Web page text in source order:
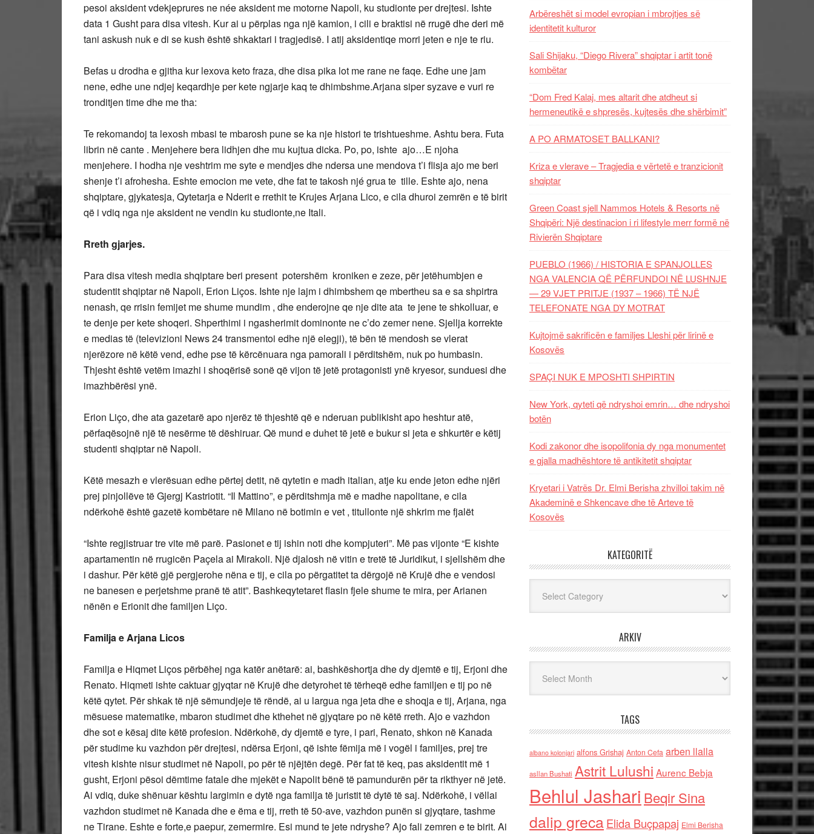
pesoi aksident vdekjeprures ne née aksident me motorne Napoli, ku studionte per drejtesi. Ishte
data 1 Gusht para disa vitesh. Kur ai u përplas nga një kamion, i cili e braktisi në rrugë dhe deri më
tani askush nuk e di se kush është shkaktari i tragjedisë. I atij aksidentiqe morri jeten e nje te riu.
Befas u drodha e gjitha kur lexova keto fraza, dhe disa pika lot me rane ne faqe. Edhe une jam
nene, edhe une ndjej keqardhje per kete ngjarje kaq te dhimbshme.Arjana siper syzave e vuri re
tronditjen time dhe me tha:
Te rekomandoj ta lexosh mbasi te mbarosh pune se ka nje histori te trishtueshme. Ashtu bera. Futa
librin në cante . Menjehere bera lidhjen dhe mu kujtua dicka. Po, po, ishte ajo…E njoha
menjehere. I hodha nje veshtrim me syte e mendjes dhe ndersa une mendova t’i flisja ajo me beri
shenje t’i afrohesha. Eshte emocion me vete, dhe fat te takosh njé grua te tille. Eshte ajo, nena
shqiptare, gjykatesja, Qytetarja e Nderit e rrethit te Krujes Arjana Lico, e cila dhuroi zemrën e të birit
që i vdiq nga nje aksident ne vendin ku studionte,ne Itali.
Rreth gjarjes.
Para disa vitesh media shqiptare beri present potershëm kroniken e zeze, për jetëhumbjen e
studentit shqiptar në Napoli, Erion Liços. Ishte nje lajm i dhimbshem qe mbertheu sa e sa shpirtra
nenash, qe rrisin femijet me shume mundim , dhe enderojne qe nje dite ata te jene te shkolluar, e
te denje per kete shoqeri. Shperthimi i ngasherimit dominonte ne c’do zemer nene. Sjellja korrekte
e medias të (televizioni News 24 transmentoi edhe një elegji), të bën të mendosh se vlerat
njerëzore në këtë vend, edhe pse të kërcënuara nga pamorali i përditshëm, nuk po humbasin.
Thjesht është vetëm imazhi i shoqërisë sonë që vijon të jetë protagonisti ynë kryesor, sunduesi dhe
imazhbërësi ynë.
Erion Liço, dhe ata gazetarë apo njerëz të thjeshtë që e nderuan publikisht apo heshtur atë,
përfaqësojnë një të nesërme të dëshiruar. Që mund e duhet të jetë e bukur si jeta e shkurtër e këtij
studenti shqiptar në Napoli.
Këtë mesazh e vlerësuan edhe përtej detit, në qytetin e madh italian, atje ku ende jeton edhe njëri
prej pinjollëve të Gjergj Kastriotit. “Il Mattino”, e përditshmja më e madhe napolitane, e cila
ndërkohë është gazetë kombëtare në Milano në botimin e vet , titullonte një shkrim me fjalët
“Ishte regjistruar tre vite më parë. Pasionet e tij ishin noti dhe kompjuteri”. Më pas vijonte “E kishte
apartamentin në rrugicën Paçela ai Mirakoli. Një djalosh në vitin e tretë të Juridikut, i sjellshëm dhe
i dashur. Për këtë gjë pergjerohe nëna e tij, e cila po përgatitet ta dërgojë në Krujë dhe e vendosi
ne banesen e perjetshme pranë të atit”. Bashkeqytetaret flasin fjele shume te mira, per Arianen
nënën e Erionit dhe familjen Liço.
Familja e Arjana Licos
Familja e Hiqmet Liços përbëhej nga katër anëtarë: ai, bashkëshortja dhe dy djemtë e tij, Erjoni dhe
Renato. Hiqmeti ishte caktuar gjyqtar në Krujë dhe detyrohet të tërheqë edhe familjen e tij po në
këtë qytet. Për shkak të një sëmundjeje të rëndë, ai u largua nga jeta dhe e shoqja e tij, Arjana, nga
mësuese matematike, mbaron studimet dhe kthehet në gjyqtare po në këtë rreth. Ajo e vazhdon
dhe sot e kësaj dite këtë profesion. Ndërkohë, dy djemtë e tyre, i pari, Renato, shkon në Kanada
për studime ku vazhdon për drejtesi, ndërsa Erjoni, që ishte fëmija më i vogël i familjes, prej tre
vitesh kishte nisur studimet në Napoli, po për të njëjtën degë. Për fat të keq, pas aksidentit më 1
gusht, Erjoni pësoi dëmtime fatale dhe mjekët e Napolit bënë të pamundurën për ta rikthyer në jetë.
Ai vdiq, duke shënuar kështu largimin e dytë nga familja të juristit të dytë të saj. Ndërkohë, i vëllai
vazhdon studimet në Kanada dhe e ëma e tij, rreth të 50-ave, vazhdon punën si gjyqtare, tashme
ne Tirane. Eshte e forte,e paepur, zemermire. Esi mund te jete ndryshe? Ajo fali zemren e te birit. Ai
Arbëreshët si model evropian i mbrojtjes së
identitetit kulturor
Sali Shijaku, “Diego Rivera” shqiptar i artit tonë
kombëtar
“Dom Fred Kalaj, mes altarit dhe atdheut si
hermeneutikë e shpresës, kujtesës dhe shërbimit”
A PO ARMATOSET BALLKANI?
Kriza e vlerave – Tragjedia e vërtetë e tranzicionit
shqiptar
Green Coast sjell Nammos Hotels & Resorts në
Shqipëri: Një destinacion i ri lifestyle merr formë në
Rivierën Shqiptare
PUEBLO (1966) / HISTORIA E SPANJOLLES
NGA VALENCIA QË PËRFUNDOI NË LUSHNJE
— 29 VJET PRITJE (1937 – 1966) TË NJË
TELEFONATE NGA DY MOTRAT
Kujtojmë sakrificën e familjes Lleshi për lirinë e
Kosovës
SPAÇI NUK E MPOSHTI SHPIRTIN
New York, qyteti që ndryshoi emrin… dhe ndryshoi
botën
Kodi zakonor dhe isopolifonia dy nga monumentet
e gjalla madhështore të antikitetit shqiptar
Kryetari i Vatrës Dr. Elmi Berisha zhvilloi takim në
Akademinë e Shkencave dhe të Arteve të
Kosovës
KATEGORITË
ARKIV
TAGS
albano kolonjari alfons Grishaj Anton Cefa arben llalla
asllan Bushati Astrit Lulushi Aurenc Bebja
Behlul Jashari Beqir Sina
dalip grecaElida Buçpapaj Elmi Berisha